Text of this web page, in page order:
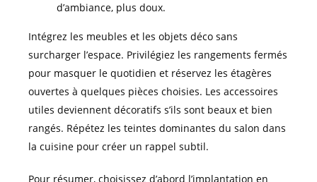
d’ambiance, plus doux.
Intégrez les meubles et les objets déco sans
surcharger l’espace. Privilégiez les rangements fermés
pour masquer le quotidien et réservez les étagères
ouvertes à quelques pièces choisies. Les accessoires
utiles deviennent décoratifs s’ils sont beaux et bien
rangés. Répétez les teintes dominantes du salon dans
la cuisine pour créer un rappel subtil.
Pour résumer, choisissez d’abord l’implantation en